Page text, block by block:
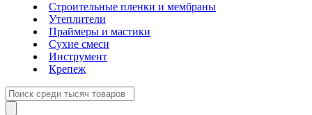
Строительные пленки и мембраны
Утеплители
Праймеры и мастики
Сухие смеси
Инструмент
Крепеж